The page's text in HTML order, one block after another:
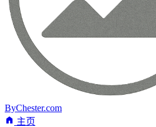
ByChester.com
主页